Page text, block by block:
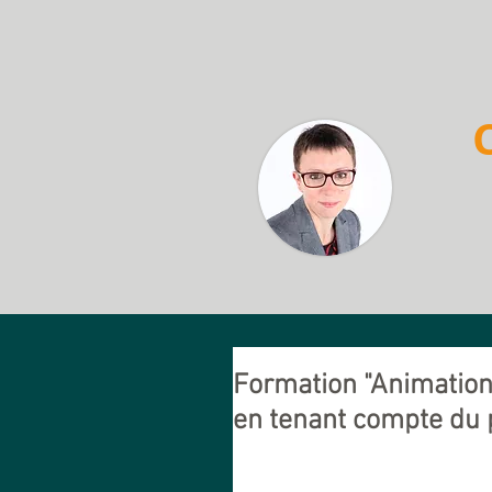
Formation
en tenant compte du